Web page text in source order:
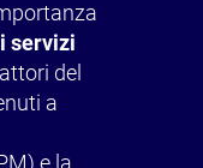
servizi
del
a
e la